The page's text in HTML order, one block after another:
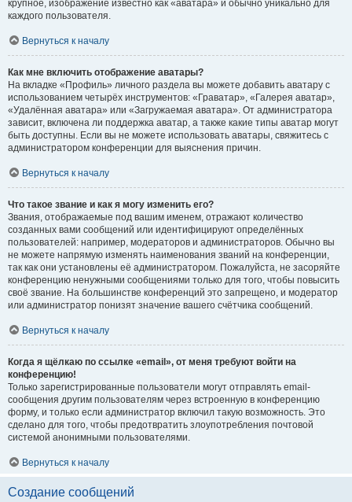
крупное, изображение известно как «аватара» и обычно уникально для
каждого пользователя.
Вернуться к началу
Как мне включить отображение аватары?
На вкладке «Профиль» личного раздела вы можете добавить аватару с
использованием четырёх инструментов: «Граватар», «Галерея аватар»,
«Удалённая аватара» или «Загружаемая аватара». От администратора
зависит, включена ли поддержка аватар, а также какие типы аватар могут
быть доступны. Если вы не можете использовать аватары, свяжитесь с
администратором конференции для выяснения причин.
Вернуться к началу
Что такое звание и как я могу изменить его?
Звания, отображаемые под вашим именем, отражают количество
созданных вами сообщений или идентифицируют определённых
пользователей: например, модераторов и администраторов. Обычно вы
не можете напрямую изменять наименования званий на конференции,
так как они установлены её администратором. Пожалуйста, не засоряйте
конференцию ненужными сообщениями только для того, чтобы повысить
своё звание. На большинстве конференций это запрещено, и модератор
или администратор понизят значение вашего счётчика сообщений.
Вернуться к началу
Когда я щёлкаю по ссылке «email», от меня требуют войти на
конференцию!
Только зарегистрированные пользователи могут отправлять email-
сообщения другим пользователям через встроенную в конференцию
форму, и только если администратор включил такую возможность. Это
сделано для того, чтобы предотвратить злоупотребления почтовой
системой анонимными пользователями.
Вернуться к началу
Создание сообщений